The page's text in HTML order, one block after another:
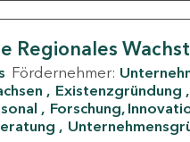
Regionales
Fördernehmer:
Existenzgründung
Forschung,